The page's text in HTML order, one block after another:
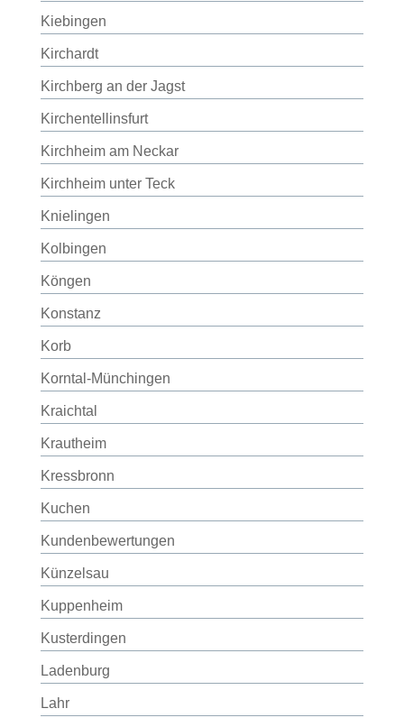
Kiebingen
Kirchardt
Kirchberg an der Jagst
Kirchentellinsfurt
Kirchheim am Neckar
Kirchheim unter Teck
Knielingen
Kolbingen
Köngen
Konstanz
Korb
Korntal-Münchingen
Kraichtal
Krautheim
Kressbronn
Kuchen
Kundenbewertungen
Künzelsau
Kuppenheim
Kusterdingen
Ladenburg
Lahr